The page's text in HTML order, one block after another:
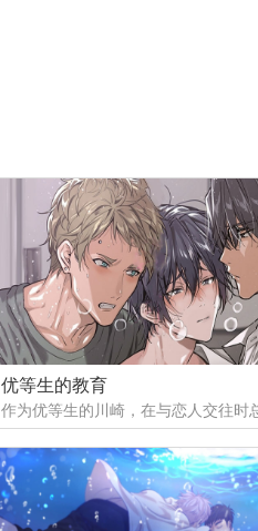
第57章：快点告白【第一季完结】
第61章：【第二季】亲密办法
第65章：【第二季】小巧思
第69章：【第二季】细节发现
第73章：比之前喜欢
优等生的教育